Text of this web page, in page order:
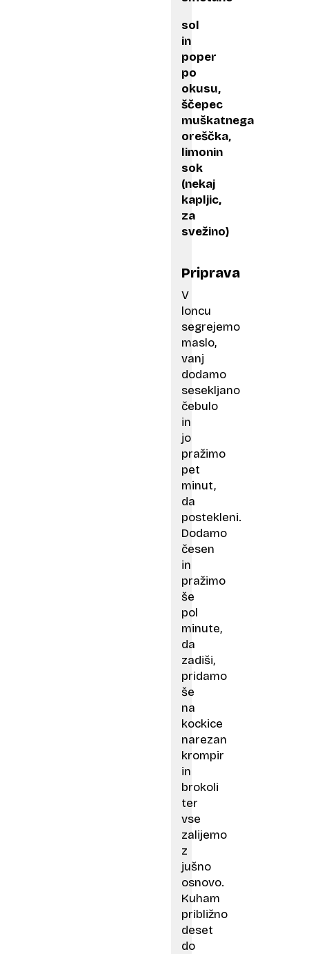
sol
in
poper
po
okusu,
ščepec
muškatnega
oreščka,
limonin
sok
(nekaj
kapljic,
za
svežino)
Priprava
V
loncu
segrejemo
maslo,
vanj
dodamo
sesekljano
čebulo
in
jo
pražimo
pet
minut,
da
postekleni.
Dodamo
česen
in
pražimo
še
pol
minute,
da
zadiši,
pridamo
še
na
kockice
narezan
krompir
in
brokoli
ter
vse
zalijemo
z
jušno
osnovo.
Kuham
približno
deset
do